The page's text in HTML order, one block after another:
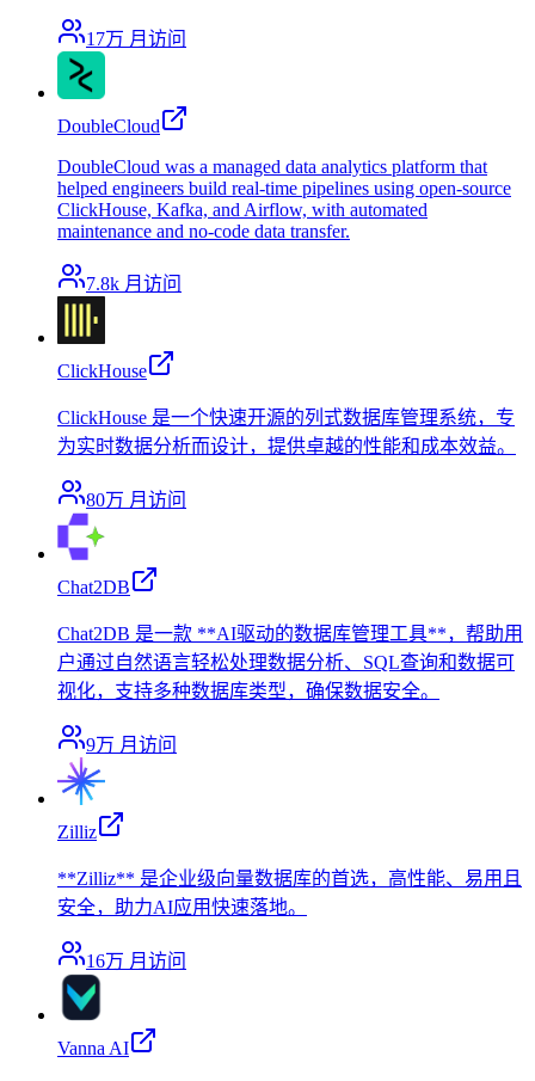
17万 月访问
DoubleCloud
DoubleCloud was a managed data analytics platform that
helped engineers build real-time pipelines using open-source
ClickHouse, Kafka, and Airflow, with automated
maintenance and no-code data transfer.
7.8k 月访问
ClickHouse
ClickHouse 是一个快速开源的列式数据库管理系统，专
为实时数据分析而设计，提供卓越的性能和成本效益。
80万 月访问
Chat2DB
Chat2DB 是一款 **AI驱动的数据库管理工具**，帮助用
户通过自然语言轻松处理数据分析、SQL查询和数据可
视化，支持多种数据库类型，确保数据安全。
9万 月访问
Zilliz
**Zilliz** 是企业级向量数据库的首选，高性能、易用且
安全，助力AI应用快速落地。
16万 月访问
Vanna AI